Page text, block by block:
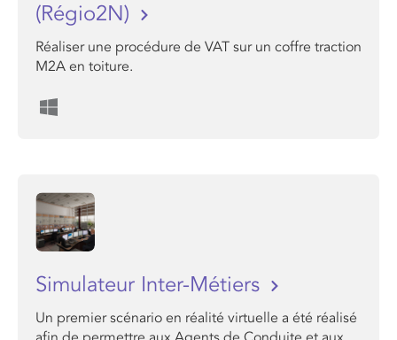
(Régio2N)
Réaliser une procédure de VAT sur un coffre traction
M2A en toiture.
Simulateur Inter-Métiers
Un premier scénario en réalité virtuelle a été réalisé